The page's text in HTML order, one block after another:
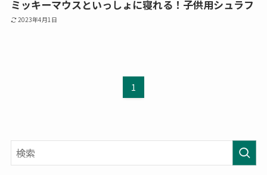
ミッキーマウスといっしょに寝れる！子供用シュラフ
2023年4月1日
1